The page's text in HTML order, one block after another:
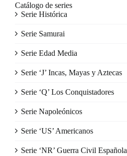
Catálogo de series
Serie Histórica
Serie Samurai
Serie Edad Media
Serie ‘J’ Incas, Mayas y Aztecas
Serie ‘Q’ Los Conquistadores
Serie Napoleónicos
Serie ‘US’ Americanos
Serie ‘NR’ Guerra Civil Española